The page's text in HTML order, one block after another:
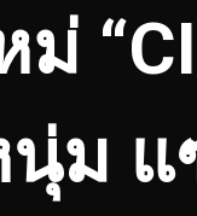
ม่
ม แ